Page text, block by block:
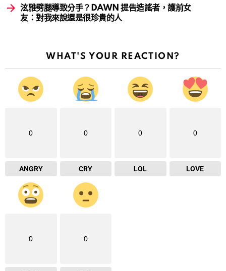
泫雅劈腿導致分手？DAWN 提告造謠者，護前女
友：對我來說還是很珍貴的人
WHAT'S YOUR REACTION?
0
ANGRY
0
CRY
0
LOL
0
LOVE
0 0